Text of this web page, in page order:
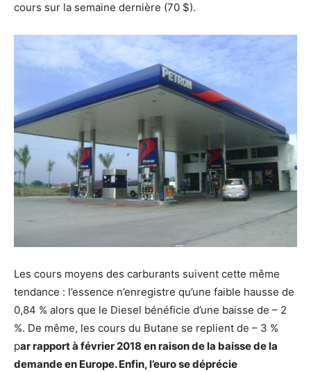
cours sur la semaine dernière (70 $).
Les cours moyens des carburants suivent cette même
tendance : l’essence n’enregistre qu’une faible hausse de
0,84 % alors que le Diesel bénéficie d’une baisse de – 2
%. De même, les cours du Butane se replient de – 3 %
par rapport à février 2018 en raison de la baisse de la
demande en Europe. Enfin, l’euro se déprécie